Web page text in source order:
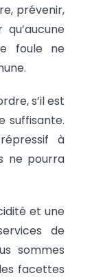
prévenir,
foule ne
s’il est
suffisante.
à
ne pourra
et une
de
sommes
facettes